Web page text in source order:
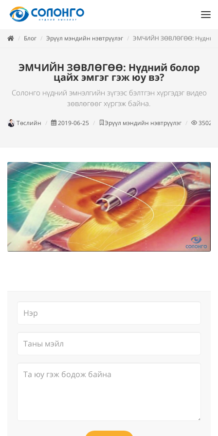
Блог Эрүүл мэндийн нэвтрүүлэг ЭМЧИЙН ЗӨВЛӨГӨӨ: Нүдний
ЭМЧИЙН ЗӨВЛӨГӨӨ: Нүдний болор
цайх эмгэг гэж юу вэ?
Солонго нүдний эмнэлгийн зүгээс бэлтгэн хүргэдэг видео
зөвлөгөөг хүргэж байна.
Төслийн 2019-06-25 Эрүүл мэндийн нэвтрүүлэг 3502